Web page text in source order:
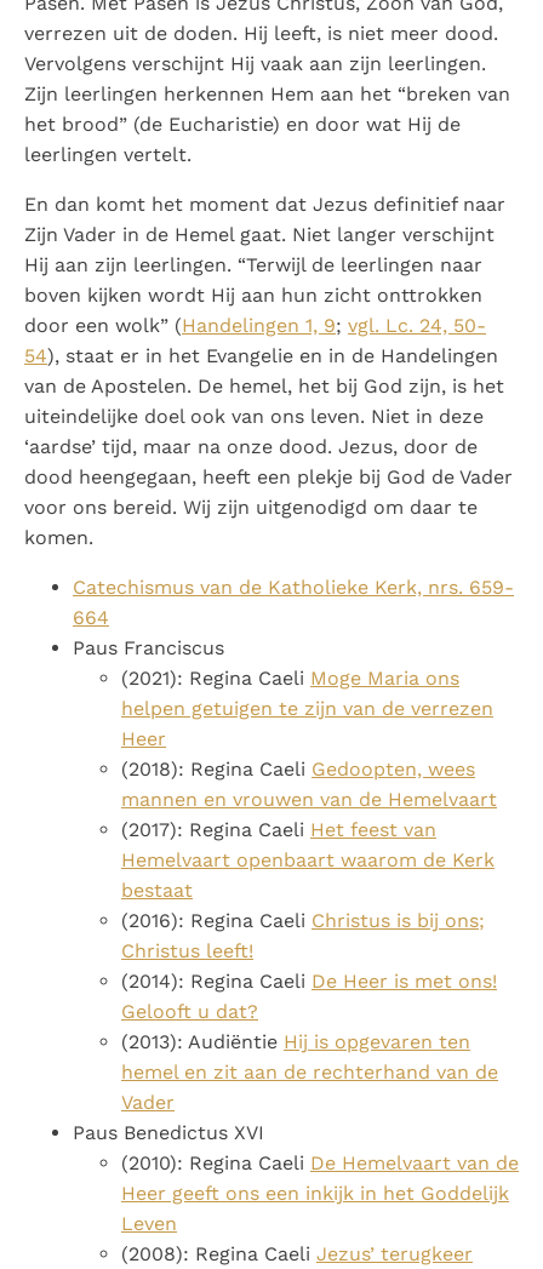
Paus Leo XIV in Pavia: "De stad is zowel een gave als
een taak"
Paus in Pavia: St. Augustinus toont ons de noodzaak om
"naar het innerlijk" toe te keren.
RK Documenten stelt heel veel belangrijke
kerkelijke documenten van de Rooms
en is volledig afhankelijk van donaties.
Ik help mee!
verrezen uit de doden. Hij leeft, is niet meer dood.
Vervolgens verschijnt Hij vaak aan zijn leerlingen.
Zijn leerlingen herkennen Hem aan het “breken van
het brood” (de Eucharistie) en door wat Hij de
leerlingen vertelt.
En dan komt het moment dat Jezus definitief naar
Zijn Vader in de Hemel gaat. Niet langer verschijnt
Hij aan zijn leerlingen. “Terwijl de leerlingen naar
boven kijken wordt Hij aan hun zicht onttrokken
door een wolk” (Handelingen 1, 9; vgl. Lc. 24, 50-
54), staat er in het Evangelie en in de Handelingen
van de Apostelen. De hemel, het bij God zijn, is het
uiteindelijke doel ook van ons leven. Niet in deze
‘aardse’ tijd, maar na onze dood. Jezus, door de
dood heengegaan, heeft een plekje bij God de Vader
voor ons bereid. Wij zijn uitgenodigd om daar te
komen.
Catechismus van de Katholieke Kerk, nrs. 659-
664
Paus Franciscus
(2021): Regina Caeli Moge Maria ons
helpen getuigen te zijn van de verrezen
Heer
(2018): Regina Caeli Gedoopten, wees
mannen en vrouwen van de Hemelvaart
(2017): Regina Caeli Het feest van
Hemelvaart openbaart waarom de Kerk
bestaat
(2016): Regina Caeli Christus is bij ons;
Christus leeft!
(2014): Regina Caeli De Heer is met ons!
Gelooft u dat?
(2013): Audiëntie Hij is opgevaren ten
hemel en zit aan de rechterhand van de
Vader
Paus Benedictus XVI
(2010): Regina Caeli De Hemelvaart van de
Heer geeft ons een inkijk in het Goddelijk
Leven
(2008): Regina Caeli Jezus’ terugkeer